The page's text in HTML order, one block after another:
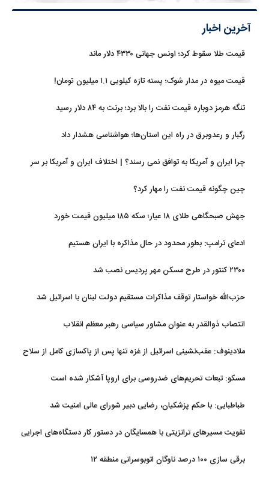
آخرین اخبار
قیمت طلا سقوط کرد؛ اونس جهانی ۴۳۳۰ دلار ماند
قیمت میوه در مدار شوک؛ پسته تازه کیلویی ۱.۱ میلیون تومان!
تنگه هرمز دوباره قیمت نفت را بالا برد؛ برنت به ۸۴ دلار رسید
رگبار و رعدوبرق در راه این استان‌ها؛ هواشناسی هشدار داد
چرا ایران و آمریکا به توافق نمی رسند؟ | اختلاف ایران و آمریکا بر سر
چین چگونه قیمت نفت را مهار کرد؟
جهش صبحگاهی طلای ۱۸ عیار؛ سکه ۱۸۵ میلیون قیمت خورد
ادعای ترامپ: بطور محدود در حال مذاکره با ایران هستیم
۲۳۰۰ کنتور در طرح مسکن مهر پردیس نصب شد
حزب‌الله خواستار توقف مذاکرات مستقیم دولت لبنان با اسرائیل شد
انتصاب ذوالقدر به عنوان مشاور سیاسی رهبر معظم انقلاب
ملادینوف: عقب‌نشینی اسرائیل از غزه تنها پس از پاکسازی کامل از سلاح
مسکو: تبعات تحریم‌های ضدروسی برای اروپا آشکار شده است
طباطبایی: با حکم پزشکیان، رضایی دبیر شورای عالی امنیت شد
تقویت مسیرهای ترانزیتی با همسایگان در دستور کار دستگاه‌های اجرایی
برقی سازی ۱۰۰ درصد ناوگان اتوبوسرانی منطقه ۱۲